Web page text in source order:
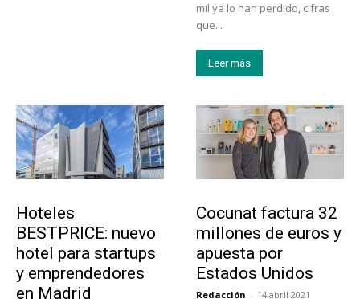
mil ya lo han perdido, cifras
que...
Leer más
Hoteles
BESTPRICE: nuevo
hotel para startups
y emprendedores
en Madrid
Cocunat factura 32
millones de euros y
apuesta por
Estados Unidos
Redacción - 14 abril 2021